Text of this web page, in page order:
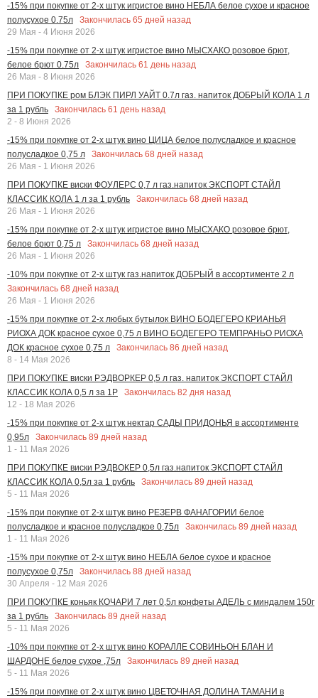
-15% при покупке от 2-х штук игристое вино НЕБЛА белое сухое и красное
полусухое 0.75л
Закончилась 65 дней назад
29 Мая - 4 Июня 2026
-15% при покупке от 2-х штук игристое вино МЫСХАКО розовое брют,
белое брют 0.75л
Закончилась 61 день назад
26 Мая - 8 Июня 2026
ПРИ ПОКУПКЕ ром БЛЭК ПИРЛ УАЙТ 0.7л газ. напиток ДОБРЫЙ КОЛА 1 л
за 1 рубль
Закончилась 61 день назад
2 - 8 Июня 2026
-15% при покупке от 2-х штук вино ЦИЦА белое полусладкое и красное
полусладкое 0,75 л
Закончилась 68 дней назад
26 Мая - 1 Июня 2026
ПРИ ПОКУПКЕ виски ФОУЛЕРС 0,7 л газ.напиток ЭКСПОРТ СТАЙЛ
КЛАССИК КОЛА 1 л за 1 рубль
Закончилась 68 дней назад
26 Мая - 1 Июня 2026
-15% при покупке от 2-х штук игристое вино МЫСХАКО розовое брют,
белое брют 0,75 л
Закончилась 68 дней назад
26 Мая - 1 Июня 2026
-10% при покупке от 2-х штук газ.напиток ДОБРЫЙ в ассортименте 2 л
Закончилась 68 дней назад
26 Мая - 1 Июня 2026
-15% при покупке от 2-х любых бутылок ВИНО БОДЕГЕРО КРИАНЬЯ
РИОХА ДОК красное сухое 0,75 л ВИНО БОДЕГЕРО ТЕМПРАНЬО РИОХА
ДОК красное сухое 0,75 л
Закончилась 86 дней назад
8 - 14 Мая 2026
ПРИ ПОКУПКЕ виски РЭДВОРКЕР 0,5 л газ. напиток ЭКСПОРТ СТАЙЛ
КЛАССИК КОЛА 0,5 л за 1Р
Закончилась 82 дня назад
12 - 18 Мая 2026
-15% при покупке от 2-х штук нектар САДЫ ПРИДОНЬЯ в ассортименте
0,95л
Закончилась 89 дней назад
1 - 11 Мая 2026
ПРИ ПОКУПКЕ виски РЭДВОКЕР 0,5л газ.напиток ЭКСПОРТ СТАЙЛ
КЛАССИК КОЛА 0,5л за 1 рубль
Закончилась 89 дней назад
5 - 11 Мая 2026
-15% при покупке от 2-х штук вино РЕЗЕРВ ФАНАГОРИИ белое
полусладкое и красное полусладкое 0,75л
Закончилась 89 дней назад
1 - 11 Мая 2026
-15% при покупке от 2-х штук вино НЕБЛА белое сухое и красное
полусухое 0,75л
Закончилась 88 дней назад
30 Апреля - 12 Мая 2026
ПРИ ПОКУПКЕ коньяк КОЧАРИ 7 лет 0,5л конфеты АДЕЛЬ с миндалем 150г
за 1 рубль
Закончилась 89 дней назад
5 - 11 Мая 2026
-10% при покупке от 2-х штук вино КОРАЛЛЕ СОВИНЬОН БЛАН И
ШАРДОНЕ белое сухое ,75л
Закончилась 89 дней назад
5 - 11 Мая 2026
-15% при покупке от 2-х штук вино ЦВЕТОЧНАЯ ДОЛИНА ТАМАНИ в